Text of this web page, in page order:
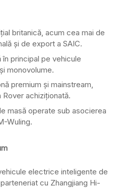
britanică, acum cea mai de
și de export a SAIC.
principal pe vehicule
monovolume.
premium și mainstream,
achiziționată.
masă operate sub asocierea
Wuling.
electrice inteligente de
cu Zhangjiang Hi-